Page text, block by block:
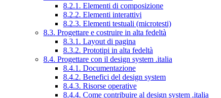
8.2.1. Elementi di composizione
8.2.2. Elementi interattivi
8.2.3. Elementi testuali (microtesti)
8.3. Progettare e costruire in alta fedeltà
8.3.1. Layout di pagina
8.3.2. Prototipi in alta fedeltà
8.4. Progettare con il design system .italia
8.4.1. Documentazione
8.4.2. Benefici del design system
8.4.3. Risorse operative
8.4.4. Come contribuire al design system .italia